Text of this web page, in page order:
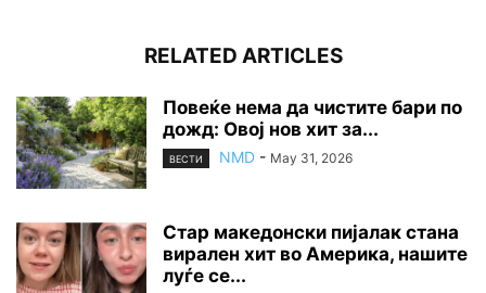
RELATED ARTICLES
Повеќе нема да чистите бари по
дожд: Овој нов хит за...
ВЕСТИ NMD - May 31, 2026
Стар македонски пијалак стана
вирален хит во Америка, нашите
луѓе се...